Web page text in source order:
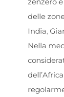
zenzero
delle
India,
Nella